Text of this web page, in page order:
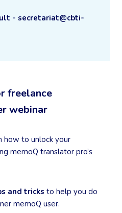
- secretariat@cbti-
freelance
webinar
how to unlock your
memoQ translator pro’s
and tricks to help you do
memoQ user.